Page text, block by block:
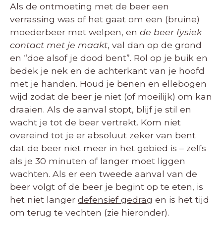
Als de ontmoeting met de beer een
verrassing was of het gaat om een (bruine)
moederbeer met welpen, en de beer fysiek
contact met je maakt, val dan op de grond
en “doe alsof je dood bent”. Rol op je buik en
bedek je nek en de achterkant van je hoofd
met je handen. Houd je benen en ellebogen
wijd zodat de beer je niet (of moeilijk) om kan
draaien. Als de aanval stopt, blijf je stil en
wacht je tot de beer vertrekt. Kom niet
overeind tot je er absoluut zeker van bent
dat de beer niet meer in het gebied is – zelfs
als je 30 minuten of langer moet liggen
wachten. Als er een tweede aanval van de
beer volgt of de beer je begint op te eten, is
het niet langer defensief gedrag en is het tijd
om terug te vechten (zie hieronder).